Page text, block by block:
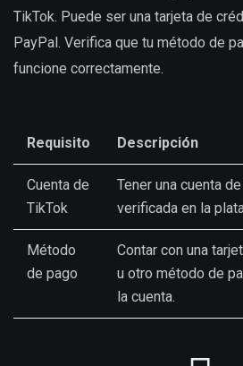
TikTok. Puede ser una tarjeta de
PayPal. Verifica que tu método de
funcione correctamente.
Requisito Descripción
Cuenta de
TikTok
Tener una cuenta
verificada en la
Método
de pago
Contar con una
u otro método de
la cuenta.